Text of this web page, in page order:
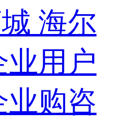
海尔
业用户
业购咨